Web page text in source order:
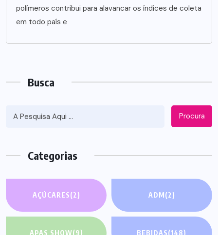
polímeros contribui para alavancar os índices de coleta
em todo país e
Busca
Procura
Categorias
AÇÚCARES(2) ADM(2)
APAS SHOW(9) BEBIDAS(148)